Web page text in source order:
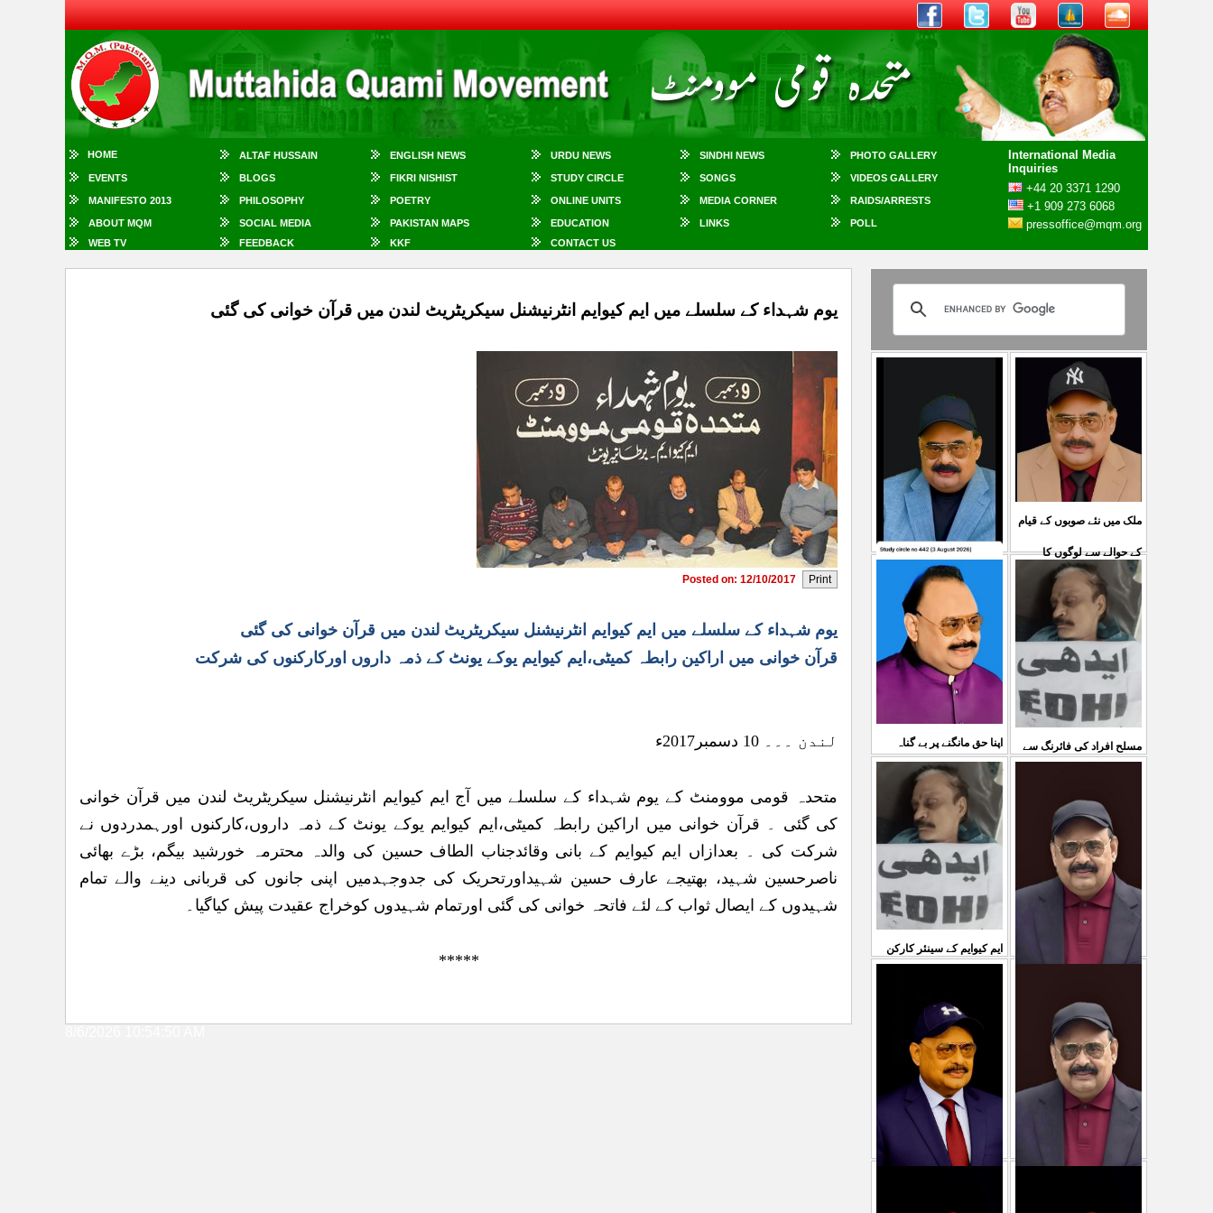
HOME ALTAF HUSSAIN ENGLISH NEWS URDU NEWS SINDHI NEWS PHOTO GALLERY
International Media
Inquiries
+44 20 3371 1290
+1 909 273 6068
pressoffice@mqm.org
EVENTS BLOGS FIKRI NISHIST STUDY CIRCLE SONGS VIDEOS GALLERY
MANIFESTO 2013 PHILOSOPHY POETRY ONLINE UNITS MEDIA CORNER RAIDS/ARRESTS
ABOUT MQM SOCIAL MEDIA PAKISTAN MAPS EDUCATION LINKS
POLL
WEB TV
FEEDBACK KKF CONTACT US
یوم شہداء کے سلسلے میں ایم کیوایم انٹرنیشنل سیکریٹریٹ لندن میں قرآن خوانی کی گئی
Posted on: 12/10/2017
یوم شہداء کے سلسلے میں ایم کیوایم انٹرنیشنل سیکریٹریٹ لندن میں قرآن خوانی کی گئی
قرآن خوانی میں اراکین رابطہ کمیٹی،ایم کیوایم یوکے یونٹ کے ذمہ داروں اورکارکنوں کی شرکت
لندن ۔۔۔ 10 دسمبر2017ء
متحدہ قومی موومنٹ کے یوم شہداء کے سلسلے میں آج ایم کیوایم انٹرنیشنل سیکریٹریٹ لندن میں قرآن خوانی
کی گئی ۔ قرآن خوانی میں اراکین رابطہ کمیٹی،ایم کیوایم یوکے یونٹ کے ذمہ داروں،کارکنوں اورہمدردوں نے
شرکت کی ۔ بعدازاں ایم کیوایم کے بانی وقائدجناب الطاف حسین کی والدہ محترمہ خورشید بیگم، بڑے بھائی
ناصرحسین شہید، بھتیجے عارف حسین شہیداورتحریک کی جدوجہدمیں اپنی جانوں کی قربانی دینے والے تمام
شہیدوں کے ایصال ثواب کے لئے فاتحہ خوانی کی گئی اورتمام شہیدوں کوخراج عقیدت پیش کیاگیا۔
*****
کشمیرکا کونہ کونہ لہو
لہو ہے لیکن حکومت کواس
کی کوئی پرواہ نہیں ہے
04 Aug 2026
ملک میں نئے صوبوں کے قیام
کے حوالے سے لوگوں کا
مطالبہ بالکل درست ہے۔ ا
03 Aug 2026
اپنا حق مانگنے پر بے گناہ
کشمیریوں کو گولیاں مارکر
شہ رگ کوکاٹ دیا گی
31 Jul 2026
مسلح افراد کی فائرنگ سے
سمیع الدین رحمانی ک
ایم کیوایم کے سینئر کارکن
شہادت پر متحدہ قومی
سے ہولی کھیلنابند کی جائے،
الطاف حسین...